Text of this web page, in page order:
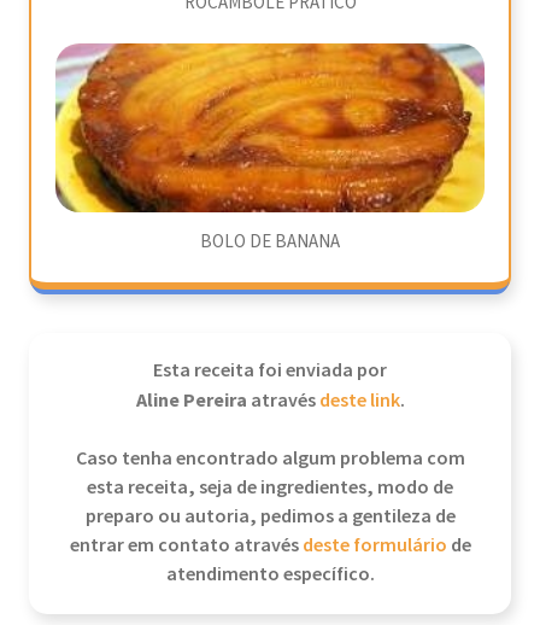
BOLO DE BANANA
Esta receita foi enviada por
Aline Pereira atravésdeste link.
Caso tenha encontrado algum problema com
esta receita, seja de ingredientes, modo de
preparo ou autoria, pedimos a gentileza de
entrar em contato atravésdeste formulário de
atendimento específico.